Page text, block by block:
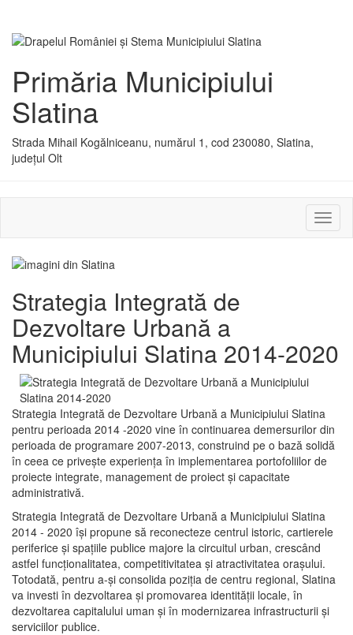
Primăria Municipiului
Slatina
Strada Mihail Kogălniceanu, numărul 1, cod 230080, Slatina,
județul Olt
sau
Strategia Integrată de
Dezvoltare Urbană a
Municipiului Slatina 2014-2020
Strategia Integrată de Dezvoltare Urbană a Municipiului Slatina
pentru perioada 2014 -2020 vine în continuarea demersurilor din
perioada de programare 2007-2013, construind pe o bază solidă
în ceea ce priveşte experienţa în implementarea portofoliilor de
proiecte integrate, management de proiect și capacitate
administrativă.
Strategia Integrată de Dezvoltare Urbană a Municipiului Slatina
2014 - 2020 își propune să reconecteze centrul istoric, cartierele
periferice şi spaţiile publice majore la circuitul urban, crescând
astfel funcţionalitatea, competitivitatea şi atractivitatea oraşului.
Totodată, pentru a-şi consolida poziţia de centru regional, Slatina
va investi în dezvoltarea şi promovarea identităţii locale, în
dezvoltarea capitalului uman şi în modernizarea infrastructurii şi
serviciilor publice.